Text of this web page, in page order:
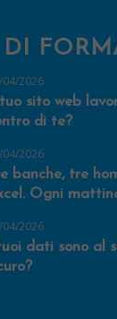
DI
2026
tuo sito web
di te?
2026
banche, tre
Ogni
04/2026
dati sono al